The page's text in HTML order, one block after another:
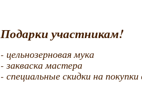
Подарки участникам!
- цельнозерновая мука
- закваска мастера
- специальные скидки на